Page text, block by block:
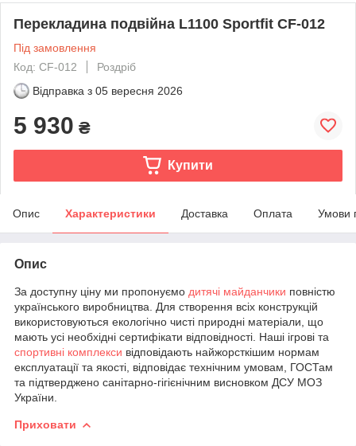
Перекладина подвійна L1100 Sportfit CF-012
Під замовлення
Код: CF-012
Роздріб
Відправка з 05 вересня 2026
5 930 ₴
Купити
Опис Характеристики Доставка Оплата Умови
Опис
За доступну ціну ми пропонуємо дитячі майданчики повністю
українського виробництва. Для створення всіх конструкцій
використовуються екологічно чисті природні матеріали, що
мають усі необхідні сертифікати відповідності. Наші ігрові та
спортивні комплекси відповідають найжорсткішим нормам
експлуатації та якості, відповідає технічним умовам, ГОСТам
та підтверджено санітарно-гігієнічним висновком ДСУ МОЗ
України.
Приховати